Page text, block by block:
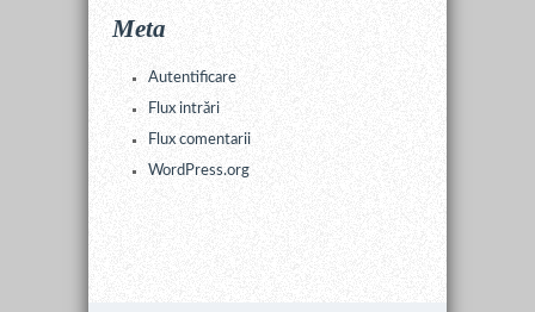
Meta
Autentificare
Flux intrări
Flux comentarii
WordPress.org